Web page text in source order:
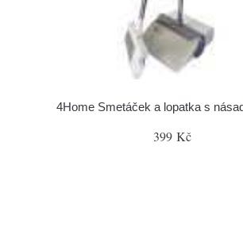
4Home Smetáček a lopatka s
399 Kč